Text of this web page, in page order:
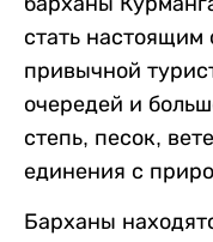
стать настоящим
привычной
очередей и
степь, песок,
единения с
Барханы